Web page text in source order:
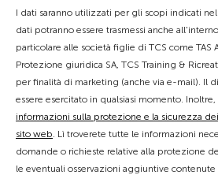
I dati saranno utilizzati per gli scopi indicati
dati potranno essere trasmessi anche
particolare alle società figlie di TCS come TAS
Protezione giuridica SA, TCS Training &
per finalità di marketing (anche via e-mail). Il
essere esercitato in qualsiasi momento.
informazioni sulla protezione e la sicurezza
sito web. Lì troverete tutte le informazioni
domande o richieste relative alla protezione
le eventuali osservazioni aggiuntive